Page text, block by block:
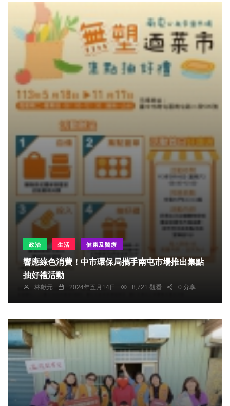
政治 生活 健康及醫療
響應綠色消費！中市環保局攜手南屯市場推出集點
抽好禮活動
林獻元 2024年五月14日 8,721 觀看 0 分享